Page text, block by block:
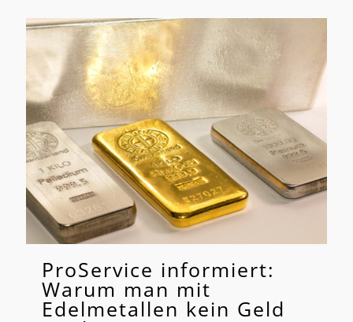
ProService informiert:
Warum man mit
Edelmetallen kein Geld